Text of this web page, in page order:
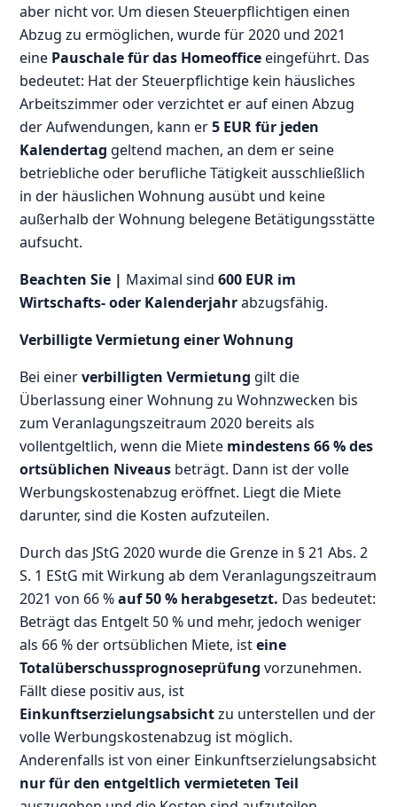
aber nicht vor. Um diesen Steuerpflichtigen einen
Abzug zu ermöglichen, wurde für 2020 und 2021
eine Pauschale für das Homeofficeeingeführt. Das
bedeutet: Hat der Steuerpflichtige kein häusliches
Arbeitszimmer oder verzichtet er auf einen Abzug
der Aufwendungen, kann er5 EUR für jeden
Kalendertag geltend machen, an dem er seine
betriebliche oder berufliche Tätigkeit ausschließlich
in der häuslichen Wohnung ausübt und keine
außerhalb der Wohnung belegene Betätigungsstätte
aufsucht.
Beachten Sie | Maximal sind600 EUR im
Wirtschafts- oder Kalenderjahrabzugsfähig.
Verbilligte Vermietung einer Wohnung
Bei einerverbilligten Vermietung gilt die
Überlassung einer Wohnung zu Wohnzwecken bis
zum Veranlagungszeitraum 2020 bereits als
vollentgeltlich, wenn die Miete mindestens 66 % des
ortsüblichen Niveaus beträgt. Dann ist der volle
Werbungskostenabzug eröffnet. Liegt die Miete
darunter, sind die Kosten aufzuteilen.
Durch das JStG 2020 wurde die Grenze in § 21 Abs. 2
S. 1 EStG mit Wirkung ab dem Veranlagungszeitraum
2021 von 66 %auf 50 % herabgesetzt. Das bedeutet:
Beträgt das Entgelt 50 % und mehr, jedoch weniger
als 66 % der ortsüblichen Miete, isteine
Totalüberschussprognoseprüfung vorzunehmen.
Fällt diese positiv aus, ist
Einkunftserzielungsabsichtzu unterstellen und der
volle Werbungskostenabzug ist möglich.
Anderenfalls ist von einer Einkunftserzielungsabsicht
nur für den entgeltlich vermieteten Teil